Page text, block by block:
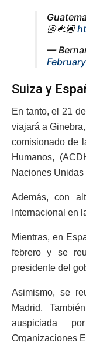
🏼‍🫲🏽
—
Suiza y
En tanto, el 21
viajará a
comisionado de
Humanos,
Naciones
Además, con
Internacional en
Mientras, en
febrero y se
presidente del
Asimismo, se
Madrid.
auspiciada
Organizaciones